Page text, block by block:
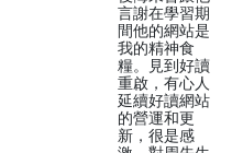
言謝在學習期
間他的網站是
我的精神食
糧。見到好讀
重啟，有心人
延續好讀網站
的營運和更
新，很是感